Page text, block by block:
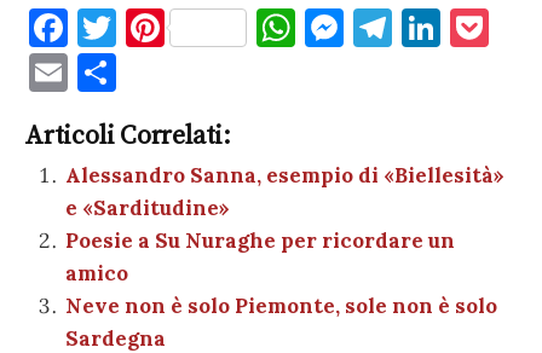
F
a
c
e
b
o
o
k
T
te
r
Pi
es
t
W
A
p
M
g
T
a
Li
dI et
E
m
ai
l
n
di
vi
di
Articoli Correlati:
Alessandro Sanna, esempio di «Biellesità»
e «Sarditudine»
Poesie a Su Nuraghe per ricordare un
amico
Neve non è solo Piemonte, sole non è solo
Sardegna